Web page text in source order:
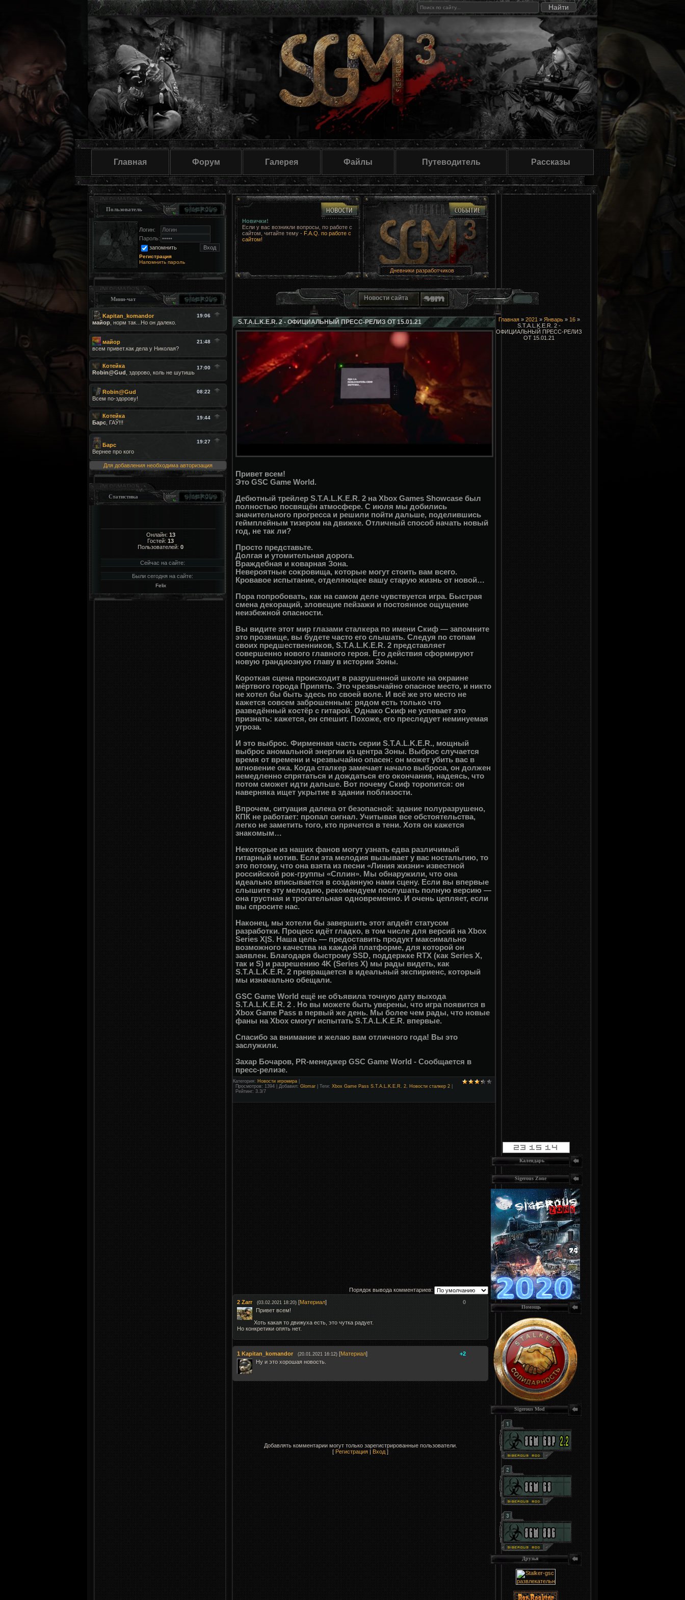
Главная Форум Галерея Файлы Путеводитель Рассказы
Пользователь
Логин:
Пароль:
запомнить
Регистрация
Напомнить пароль
Мини-чат
Для добавления необходима авторизация
Статистика
Онлайн: 13
Гостей: 13
Пользователей: 0
Сейчас на сайте:
Были сегодня на сайте:
Felix
Новички!
Если у вас возникли вопросы, по работе с
сайтом, читайте тему - F.A.Q. по работе с
сайтом!
Дневники разработчиков
Новости сайта
S.T.A.L.K.E.R. 2 - ОФИЦИАЛЬНЫЙ ПРЕСС-РЕЛИЗ ОТ 15.01.21
Привет всем!
Это GSC Game World.
Дебютный трейлер S.T.A.L.K.E.R. 2 на Xbox Games Showcase был
полностью посвящён атмосфере. С июля мы добились
значительного прогресса и решили пойти дальше, поделившись
геймплейным тизером на движке. Отличный способ начать новый
год, не так ли?
Просто представьте.
Долгая и утомительная дорога.
Враждебная и коварная Зона.
Невероятные сокровища, которые могут стоить вам всего.
Кровавое испытание, отделяющее вашу старую жизнь от новой…
Пора попробовать, как на самом деле чувствуется игра. Быстрая
смена декораций, зловещие пейзажи и постоянное ощущение
неизбежной опасности.
Вы видите этот мир глазами сталкера по имени Скиф — запомните
это прозвище, вы будете часто его слышать. Следуя по стопам
своих предшественников, S.T.A.L.K.E.R. 2 представляет
совершенно нового главного героя. Его действия сформируют
новую грандиозную главу в истории Зоны.
Короткая сцена происходит в разрушенной школе на окраине
мёртвого города Припять. Это чрезвычайно опасное место, и никто
не хотел бы быть здесь по своей воле. И всё же это место не
кажется совсем заброшенным: рядом есть только что
разведённый костёр с гитарой. Однако Скиф не успевает это
признать: кажется, он спешит. Похоже, его преследует неминуемая
угроза.
И это выброс. Фирменная часть серии S.T.A.L.K.E.R., мощный
выброс аномальной энергии из центра Зоны. Выброс случается
время от времени и чрезвычайно опасен: он может убить вас в
мгновение ока. Когда сталкер замечает начало выброса, он должен
немедленно спрятаться и дождаться его окончания, надеясь, что
потом сможет идти дальше. Вот почему Скиф торопится: он
наверняка ищет укрытие в здании поблизости.
Впрочем, ситуация далека от безопасной: здание полуразрушено,
КПК не работает: пропал сигнал. Учитывая все обстоятельства,
легко не заметить того, кто прячется в тени. Хотя он кажется
знакомым…
Некоторые из наших фанов могут узнать едва различимый
гитарный мотив. Если эта мелодия вызывает у вас ностальгию, то
это потому, что она взята из песни «Линия жизни» известной
российской рок-группы «Сплин». Мы обнаружили, что она
идеально вписывается в созданную нами сцену. Если вы впервые
слышите эту мелодию, рекомендуем послушать полную версию —
она грустная и трогательная одновременно. И очень цепляет, если
вы спросите нас.
Наконец, мы хотели бы завершить этот апдейт статусом
разработки. Процесс идёт гладко, в том числе для версий на Xbox
Series X|S. Наша цель — предоставить продукт максимально
возможного качества на каждой платформе, для которой он
заявлен. Благодаря быстрому SSD, поддержке RTX (как Series X,
так и S) и разрешению 4K (Series X) мы рады видеть, как
S.T.A.L.K.E.R. 2 превращается в идеальный экспириенс, который
мы изначально обещали.
GSC Game World ещё не объявила точную дату выхода
S.T.A.L.K.E.R. 2 . Но вы можете быть уверены, что игра появится в
Xbox Game Pass в первый же день. Мы более чем рады, что новые
фаны на Xbox смогут испытать S.T.A.L.K.E.R. впервые.
Спасибо за внимание и желаю вам отличного года! Вы это
заслужили.
Захар Бочаров, PR-менеджер GSC Game World - Сообщается в
пресс-релизе.
Категория: Новости игромира
Просмотров: 1394 | Добавил: Glomar | Теги: Xbox Game Pass S.T.A.L.K.E.R. 2, Новости сталкер 2
Рейтинг: 3.3/7
Главная» 2021 » Январь » 16»
S.T.A.L.K.E.R. 2 -
ОФИЦИАЛЬНЫЙ ПРЕСС-РЕЛИЗ
ОТ 15.01.21
Порядок вывода комментариев:
0
2 Zarr (03.02.2021 18:20) [Материал]
Привет всем!
Хоть какая то движуха есть, это чутка радует.
Но конкретики опять нет.
+2
1 Kapitan_komandor (20.01.2021 16:12) [Материал]
Ну и это хорошая новость.
Добавлять комментарии могут только зарегистрированные пользователи.
[ Регистрация | Вход ]
Календарь
Sigerous Zone
Помощь
Sigerous Mod
Друзья